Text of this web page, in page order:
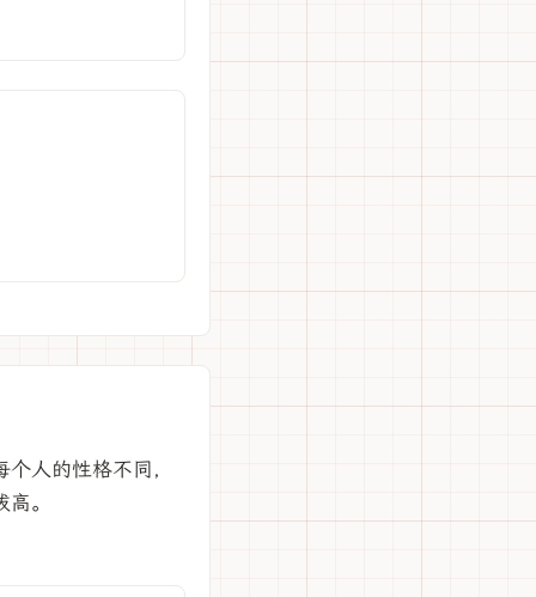
人的性格不同，
。